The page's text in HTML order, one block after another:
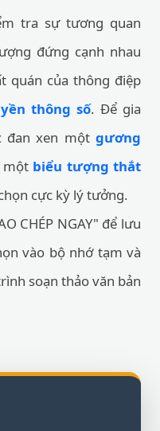
tra sự tương quan
đứng cạnh nhau
quán của thông điệp
thông số. Để gia
đan xen một gương
một biểu tượng thắt
cực kỳ lý tưởng.
CHÉP NGAY" để lưu
vào bộ nhớ tạm và
soạn thảo văn bản